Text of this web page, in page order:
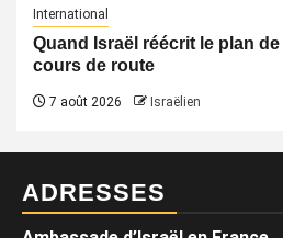
International
Quand Israël réécrit le plan
cours de route
7 août 2026 Israëlien
ADRESSES